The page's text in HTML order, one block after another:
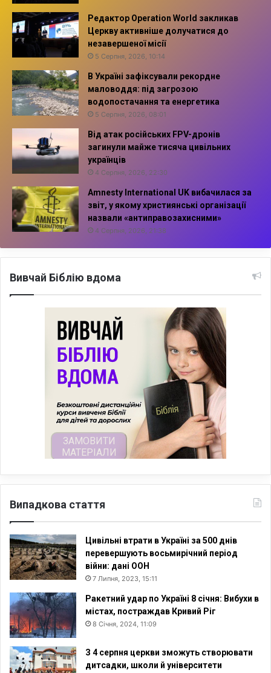
Редактор Operation World закликав
Церкву активніше долучатися до
незавершеної місії
5 Серпня, 2026, 10:14
В Україні зафіксували рекордне
маловоддя: під загрозою
водопостачання та енергетика
5 Серпня, 2026, 08:01
Від атак російських FPV-дронів
загинули майже тисяча цивільних
українців
4 Серпня, 2026, 22:30
Amnesty International UK вибачилася за
звіт, у якому християнські організації
назвали «антиправозахисними»
4 Серпня, 2026, 21:38
Вивчай Біблію вдома
Випадкова стаття
Цивільні втрати в Україні за 500 днів
перевершують восьмирічний період
війни: дані ООН
7 Липня, 2023, 15:11
Ракетний удар по Україні 8 січня: Вибухи в
містах, постраждав Кривий Ріг
8 Січня, 2024, 11:09
З 4 серпня церкви зможуть створювати
дитсадки, школи й університети